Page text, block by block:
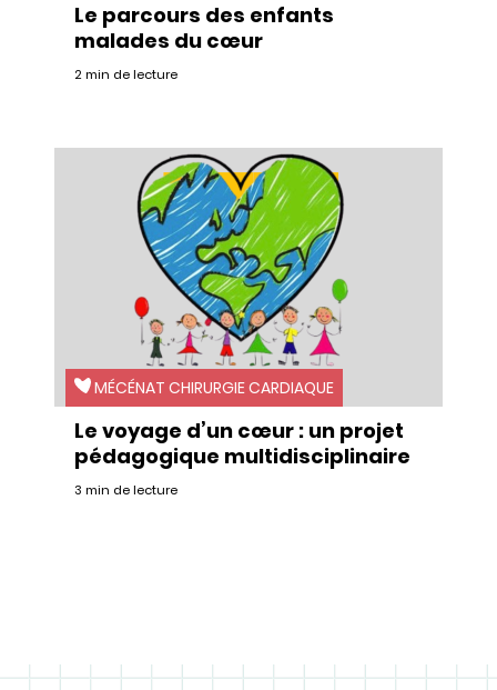
Le parcours des enfants
malades du cœur
2 min de lecture
MÉCÉNAT CHIRURGIE CARDIAQUE
Le voyage d’un cœur : un projet
pédagogique multidisciplinaire
3 min de lecture